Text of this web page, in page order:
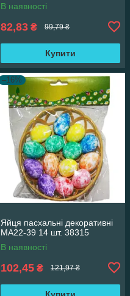
В наявності
82,83 ₴ 99,79 ₴
Купити
–16%
Яйця пасхальні декоративні
MA22-39 14 шт. 38315
В наявності
102,45 ₴ 121,97 ₴